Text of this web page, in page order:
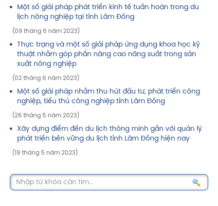
Một số giải pháp phát triển kinh tế tuần hoàn trong du
lịch nông nghiệp tại tỉnh Lâm Đồng
(09 tháng 6 năm 2023)
Thực trạng và một số giải pháp ứng dụng khoa học kỹ
thuật nhằm góp phần nâng cao năng suất trong sản
xuất nông nghiệp
(02 tháng 6 năm 2023)
Một số giải pháp nhằm thu hút đầu tư, phát triển công
nghiệp, tiểu thủ công nghiệp tỉnh Lâm Đồng
(26 tháng 5 năm 2023)
Xây dựng điểm đến du lịch thông minh gắn với quản lý
phát triển bền vững du lịch tỉnh Lâm Đồng hiện nay
(19 tháng 5 năm 2023)